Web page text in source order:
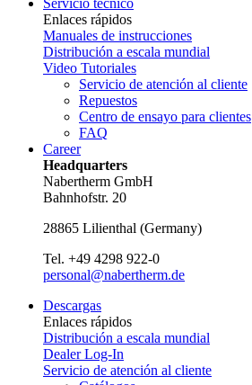
Servicio técnico
Enlaces rápidos
Manuales de instrucciones
Distribución a escala mundial
Video Tutoriales
Servicio de atención al cliente
Repuestos
Centro de ensayo para clientes
FAQ
Career
Headquarters
Nabertherm GmbH
Bahnhofstr. 20
28865 Lilienthal (Germany)
Tel. +49 4298 922-0
personal@nabertherm.de
Descargas
Enlaces rápidos
Distribución a escala mundial
Dealer Log-In
Servicio de atención al cliente